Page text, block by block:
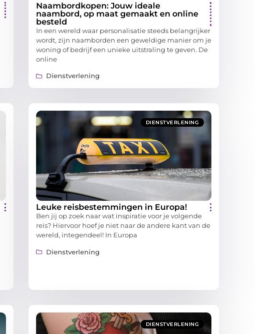
Naambordkopen: Jouw ideale
naambord, op maat gemaakt en online
besteld
In een wereld waar personalisatie steeds belangrijker
wordt, zijn naamborden een geweldige manier om je
woning of bedrijf een unieke uitstraling te geven. De
online
Dienstverlening
DIENSTVERLENING
Leuke reisbestemmingen in Europa!
Ben jij op zoek naar wat inspiratie voor je volgende
reis? Hiervoor hoef je niet naar de andere kant van de
wereld, integendeel! In Europa
Dienstverlening
DIENSTVERLENING